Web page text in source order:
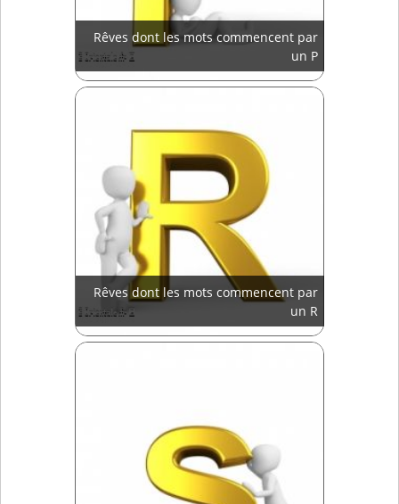
Rêves dont les mots commencent par
un P
Rêves dont les mots commencent par
un R